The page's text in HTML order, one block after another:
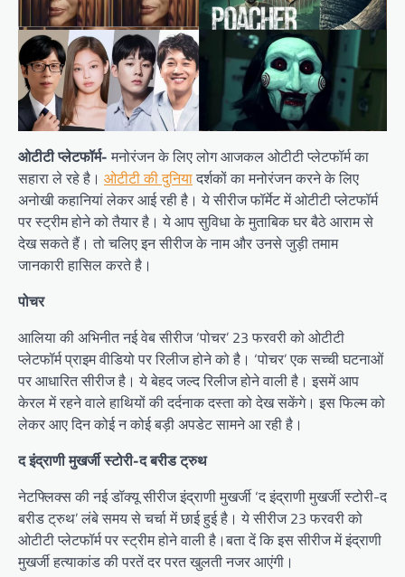
ओटीटी प्लेटफॉर्म-मनोरंजन के लिए लोग आजकल ओटीटी प्लेटफॉर्म का
सहारा ले रहे है। ओटीटी की दुनियादर्शकों का मनोरंजन करने के लिए
अनोखी कहानियां लेकर आई रही है। ये सीरीज फॉर्मेट में ओटीटी प्लेटफॉर्म
पर स्ट्रीम होने को तैयार है। ये आप सुविधा के मुताबिक घर बैठे आराम से
देख सकते हैं। तो चलिए इन सीरीज के नाम और उनसे जुड़ी तमाम
जानकारी हासिल करते है।
पोचर
आलिया की अभिनीत नई वेब सीरीज ‘पोचर’ 23 फरवरी को ओटीटी
प्लेटफॉर्म प्राइम वीडियो पर रिलीज होने को है। ‘पोचर’ एक सच्ची घटनाओं
पर आधारित सीरीज है। ये बेहद जल्द रिलीज होने वाली है। इसमें आप
केरल में रहने वाले हाथियों की दर्दनाक दस्ता को देख सकेंगे। इस फिल्म को
लेकर आए दिन कोई न कोई बड़ी अपडेट सामने आ रही है।
द इंद्राणी मुखर्जी स्टोरी-द बरीड ट्रुथ
नेटफ्लिक्स की नई डॉक्यू सीरीज इंद्राणी मुखर्जी ‘द इंद्राणी मुखर्जी स्टोरी-द
बरीड ट्रुथ’ लंबे समय से चर्चा में छाई हुई है। ये सीरीज 23 फरवरी को
ओटीटी प्लेटफॉर्म पर स्ट्रीम होने वाली है।बता दें कि इस सीरीज में इंद्राणी
मुखर्जी हत्याकांड की परतें दर परत खुलती नजर आएंगी।